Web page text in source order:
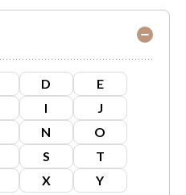
D
E
I
J
N
O
S
T
X
Y